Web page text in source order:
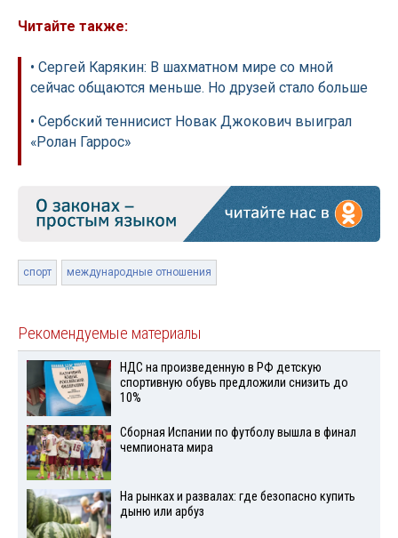
Читайте также:
• Сергей Карякин: В шахматном мире со мной
сейчас общаются меньше. Но друзей стало больше
• Сербский теннисист Новак Джокович выиграл
«Ролан Гаррос»
спорт международные отношения
Рекомендуемые материалы
НДС на произведенную в РФ детскую
спортивную обувь предложили снизить до
10%
Сборная Испании по футболу вышла в финал
чемпионата мира
На рынках и развалах: где безопасно купить
дыню или арбуз